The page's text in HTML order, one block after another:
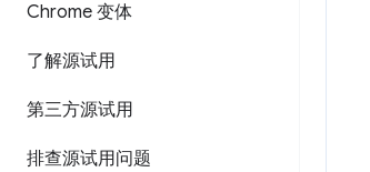
Chrome 变体
了解源试用
第三方源试用
排查源试用问题